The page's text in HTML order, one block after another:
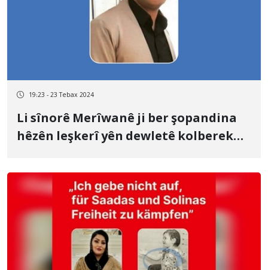
19:23 - 23 Tebax 2024
Li sînorê Merîwanê ji ber şopandina
hêzên leşkerî yên dewletê kolberek